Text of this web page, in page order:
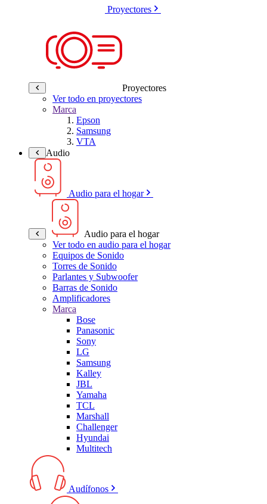
Proyectores
Proyectores
Ver todo en proyectores
Marca
Epson
Samsung
VTA
Audio
Audio para el hogar
Audio para el hogar
Ver todo en audio para el hogar
Equipos de Sonido
Torres de Sonido
Parlantes y Subwoofer
Barras de Sonido
Amplificadores
Marca
Bose
Panasonic
Sony
LG
Samsung
Kalley
JBL
Yamaha
TCL
Marshall
Challenger
Hyundai
Multitech
Audífonos